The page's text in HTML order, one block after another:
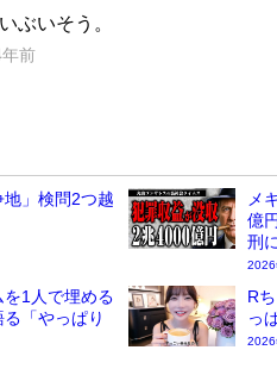
地」検問2つ越
メ
億
刑
2026
1人で埋める
「やっぱり
R
っ
2026